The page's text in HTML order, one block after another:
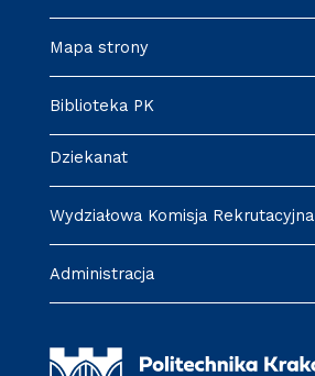
Mapa strony
Biblioteka PK
Dziekanat
Wydziałowa Komisja Rekrutacyjna
Administracja